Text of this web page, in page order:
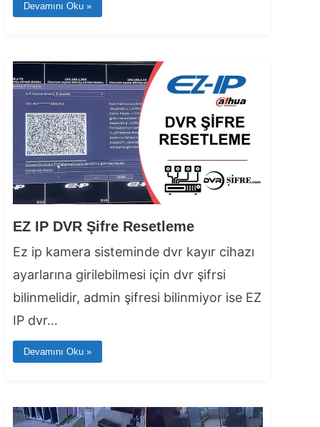
Devamını Oku »
EZ IP DVR Şifre Resetleme
Ez ip kamera sisteminde dvr kayır cihazı
ayarlarına girilebilmesi için dvr şifrsi
bilinmelidir, admin şifresi bilinmiyor ise EZ
IP dvr…
Devamını Oku »